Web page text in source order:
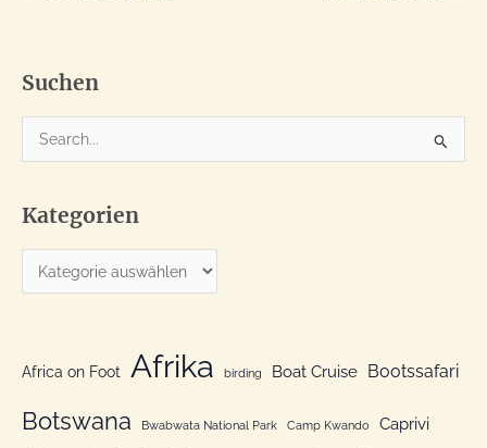
Suchen
u
h
e
c
Kategorien
a
g
o
Africa on Foot Afrika birding Boat Cruise Bootssafari
Botswana Bwabwata National Park Camp Kwando Caprivi